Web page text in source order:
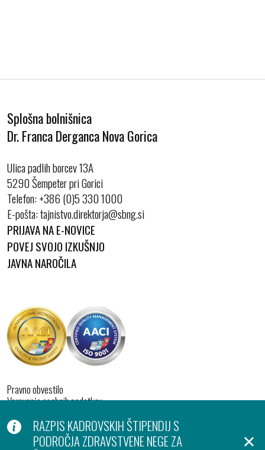
Splošna bolnišnica
Dr. Franca Derganca Nova Gorica
Ulica padlih borcev 13A
5290 Šempeter pri Gorici
Telefon:+386 (0)5 330 1000
E-pošta:
PRIJAVA NA E-NOVICE
POVEJ SVOJO IZKUŠNJO
JAVNA NAROČILA
Pravno obvestilo
Varovanje osebnih podatkov
Piškotki
Produkcija:Ar©tur
RAZPIS KADROVSKIH ŠTIPENDIJ S
PODROČJA ZDRAVSTVENE NEGE ZA